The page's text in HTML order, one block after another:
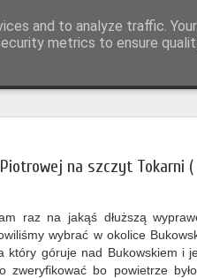
na szczyt Tokarni (
raz na jakąś dłuższą
wybrać w okolice
który góruje nad Bukowskiem i
zweryfikować bo powietrze
and to analyze traffic.
metrics to ensure
26